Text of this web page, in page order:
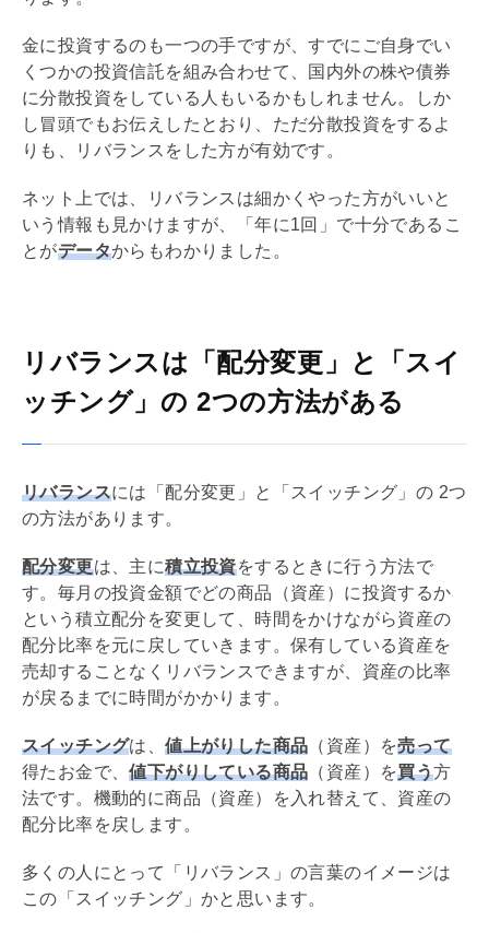
金に投資するのも一つの手ですが、すでにご自身でい
くつかの投資信託を組み合わせて、国内外の株や債券
に分散投資をしている人もいるかもしれません。しか
し冒頭でもお伝えしたとおり、ただ分散投資をするよ
りも、リバランスをした方が有効です。
ネット上では、リバランスは細かくやった方がいいと
いう情報も見かけますが、「年に1回」で十分であるこ
とがデータからもわかりました。
リバランスは「配分変更」と「スイ
ッチング」の 2つの方法がある
リバランスには「配分変更」と「スイッチング」の 2つ
の方法があります。
配分変更は、主に積立投資をするときに行う方法で
す。毎月の投資金額でどの商品（資産）に投資するか
という積立配分を変更して、時間をかけながら資産の
配分比率を元に戻していきます。保有している資産を
売却することなくリバランスできますが、資産の比率
が戻るまでに時間がかかります。
スイッチングは、値上がりした商品 （資産）を売って
得たお金で、値下がりしている商品 （資産）を買う方
法です。機動的に商品（資産）を入れ替えて、資産の
配分比率を戻します。
多くの人にとって「リバランス」の言葉のイメージは
この「スイッチング」かと思います。